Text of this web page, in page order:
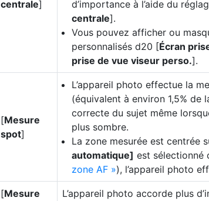
centrale]
d’importance à l’aide du
centrale].
Vous pouvez afficher ou
personnalisés d20 [Écran
prise de vue viseur perso.].
[Mesure
spot]
L’appareil photo effectue la
(équivalent à environ 1,5% de
correcte du sujet même
plus sombre.
La zone mesurée est centrée
automatique] est sélectionné
zone AF
), l’appareil photo
[Mesure
L’appareil photo accorde plus